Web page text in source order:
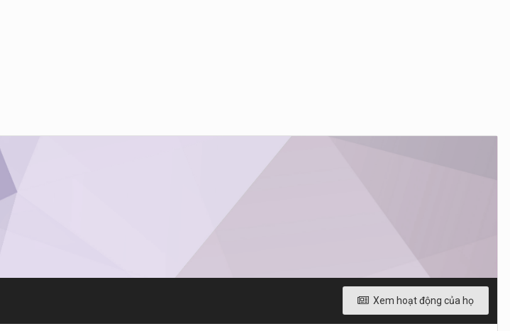
Xem hoạt động của họ